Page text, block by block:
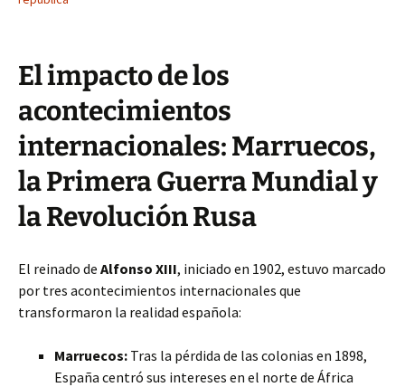
El impacto de los
acontecimientos
internacionales: Marruecos,
la Primera Guerra Mundial y
la Revolución Rusa
El reinado de Alfonso XIII, iniciado en 1902, estuvo marcado
por tres acontecimientos internacionales que
transformaron la realidad española:
Marruecos: Tras la pérdida de las colonias en 1898,
España centró sus intereses en el norte de África